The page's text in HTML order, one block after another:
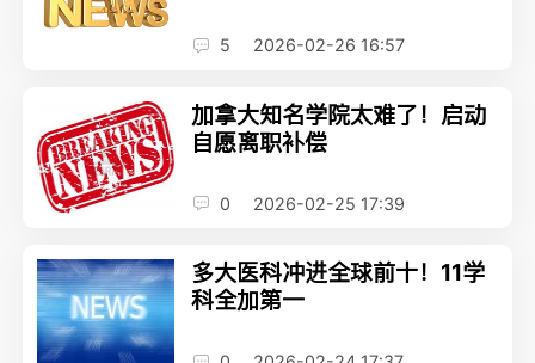
5 2026-02-26 16:57
加拿大知名学院太难了！启动
自愿离职补偿
0 2026-02-25 17:39
多大医科冲进全球前十！11学
科全加第一